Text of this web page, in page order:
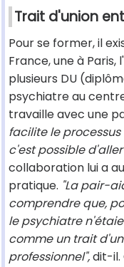
Trait d'union
Pour se former, il
France, une à Paris,
plusieurs DU
psychiatre au
travaille avec une
facilite le
c'est possible
collaboration lui a
pratique. "La pair-
comprendre que,
le psychiatre
comme un trait
professionnel",dit-il.